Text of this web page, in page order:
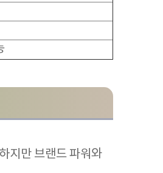
지만 브랜드 파워와